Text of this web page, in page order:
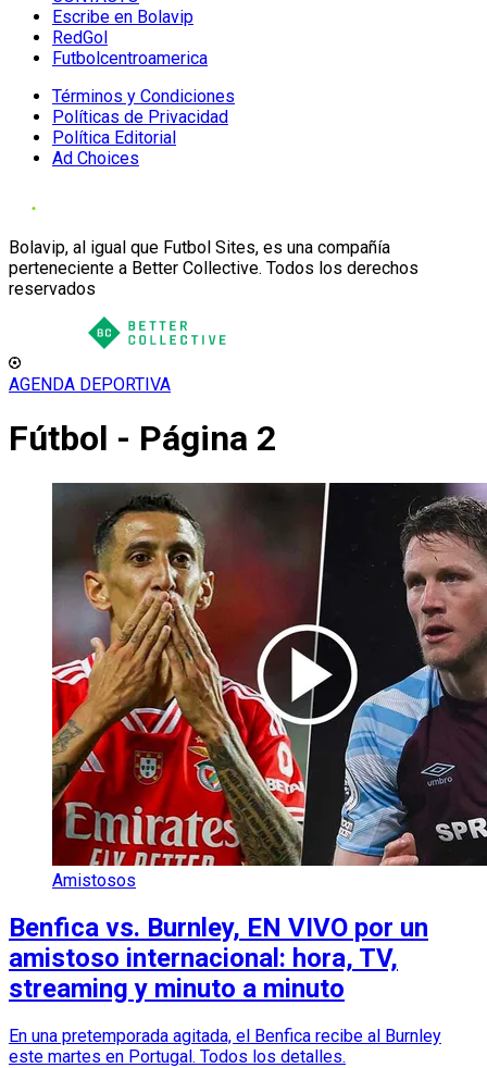
Escribe en Bolavip
RedGol
Futbolcentroamerica
Términos y Condiciones
Políticas de Privacidad
Política Editorial
Ad Choices
Bolavip, al igual que Futbol Sites, es una compañía
perteneciente a Better Collective. Todos los derechos
reservados
AGENDA DEPORTIVA
Fútbol - Página 2
Amistosos
Benfica vs. Burnley, EN VIVO por un
amistoso internacional: hora, TV,
streaming y minuto a minuto
En una pretemporada agitada, el Benfica recibe al Burnley
este martes en Portugal. Todos los detalles.